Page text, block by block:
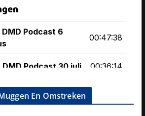
En Omstreken